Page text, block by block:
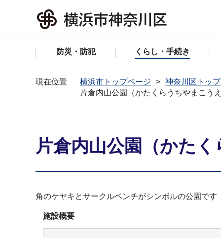
防災・防犯 くらし・手続き
現在位置 横浜市トップページ
神奈川区トッ
片倉内山公園（かたくらうちやまこう
片倉内山公園（かた
角のケヤキとサークルベンチがシンボルの公園です
施設概要